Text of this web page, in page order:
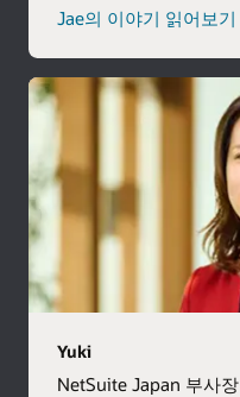
Jae의 이야기 읽어보기
Yuki
NetSuite Japan 부사장